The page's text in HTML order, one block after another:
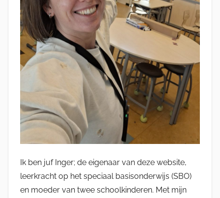
Ik ben juf Inger; de eigenaar van deze website,
leerkracht op het speciaal basisonderwijs (SBO)
en moeder van twee schoolkinderen. Met mijn